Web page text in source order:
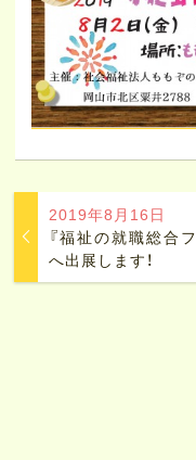
2019年8月16日
『福祉の就職総合
へ出展します！